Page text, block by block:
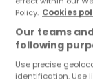
Policy. Cookies
Our teams
following
Use precise
identification. Use